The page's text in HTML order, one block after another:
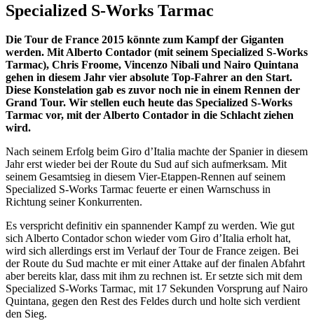
Specialized S-Works Tarmac
Die Tour de France 2015 könnte zum Kampf der Giganten
werden. Mit Alberto Contador (mit seinem Specialized S-Works
Tarmac), Chris Froome, Vincenzo Nibali und Nairo Quintana
gehen in diesem Jahr vier absolute Top-Fahrer an den Start.
Diese Konstelation gab es zuvor noch nie in einem Rennen der
Grand Tour. Wir stellen euch heute das Specialized S-Works
Tarmac vor, mit der Alberto Contador in die Schlacht ziehen
wird.
Nach seinem Erfolg beim Giro d’Italia machte der Spanier in diesem
Jahr erst wieder bei der Route du Sud auf sich aufmerksam. Mit
seinem Gesamtsieg in diesem Vier-Etappen-Rennen auf seinem
Specialized S-Works Tarmac feuerte er einen Warnschuss in
Richtung seiner Konkurrenten.
Es verspricht definitiv ein spannender Kampf zu werden. Wie gut
sich Alberto Contador schon wieder vom Giro d’Italia erholt hat,
wird sich allerdings erst im Verlauf der Tour de France zeigen. Bei
der Route du Sud machte er mit einer Attake auf der finalen Abfahrt
aber bereits klar, dass mit ihm zu rechnen ist. Er setzte sich mit dem
Specialized S-Works Tarmac, mit 17 Sekunden Vorsprung auf Nairo
Quintana, gegen den Rest des Feldes durch und holte sich verdient
den Sieg.